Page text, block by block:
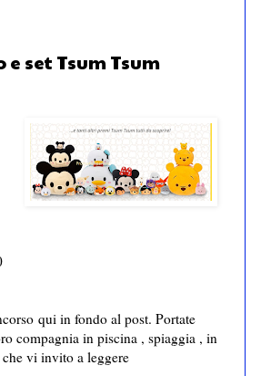
set Tsum Tsum
qui in fondo al post. Portate
compagnia in piscina , spiaggia , in
vi invito a leggere